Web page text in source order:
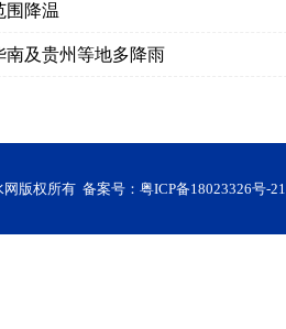
围降温
南及贵州等地多降雨
版权所有 备案号： 粤ICP备18023326号-21